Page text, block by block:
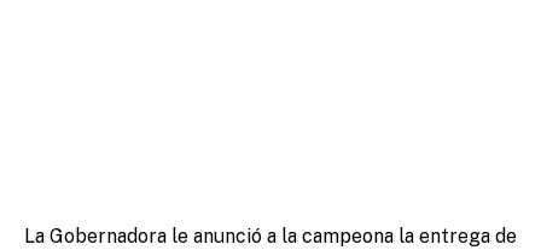
La Gobernadora le anunció a la campeona la entrega de